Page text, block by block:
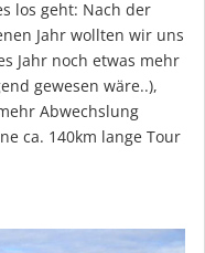
los geht: Nach der
Jahr wollten wir uns
Jahr noch etwas mehr
gewesen wäre..),
Abwechslung
ca. 140km lange Tour